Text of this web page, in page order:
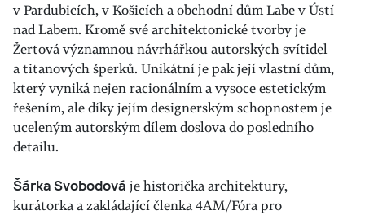
v Pardubicích, v Košicích a obchodní dům Labe v Ústí
nad Labem. Kromě své architektonické tvorby je
Žertová významnou návrhářkou autorských svítidel
a titanových šperků. Unikátní je pak její vlastní dům,
který vyniká nejen racionálním a vysoce estetickým
řešením, ale díky jejím designerským schopnostem je
uceleným autorským dílem doslova do posledního
detailu.
Šárka Svobodová je historička architektury,
kurátorka a zakládající členka 4AM/Fóra pro